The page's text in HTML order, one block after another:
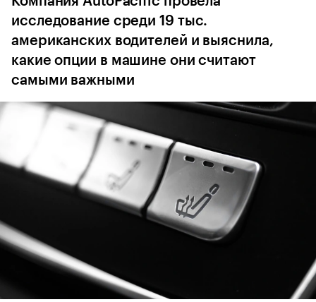
исследование среди 19 тыс.
американских водителей и выяснила,
какие опции в машине они считают
самыми важными